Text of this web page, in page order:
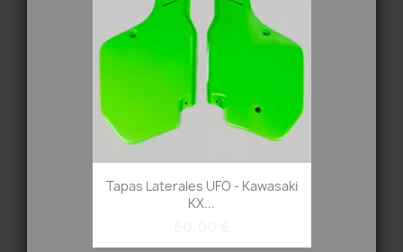
Tapas Laterales UFO - Kawasaki
KX...